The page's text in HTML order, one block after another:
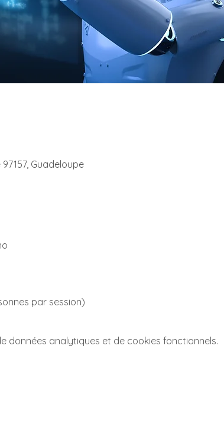
Guadeloupe
par session)
données analytiques et de cookies fonctionnels.